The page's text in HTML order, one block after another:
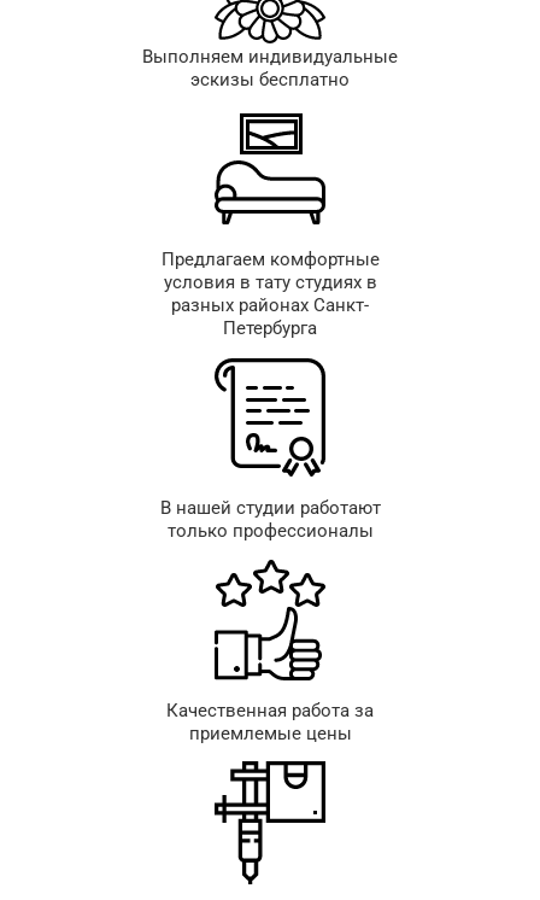
Выполняем индивидуальные
эскизы бесплатно
Предлагаем комфортные
условия в тату студиях в
разных районах Санкт-
Петербурга
В нашей студии работают
только профессионалы
Качественная работа за
приемлемые цены